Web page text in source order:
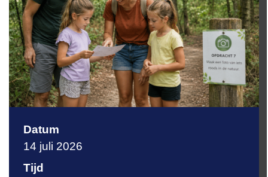
Dani van Belkom
Datum
14 juli 2026
Tijd